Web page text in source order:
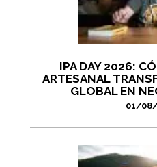
IPA DAY 2026:
ARTESANAL
GLOBAL EN
01/